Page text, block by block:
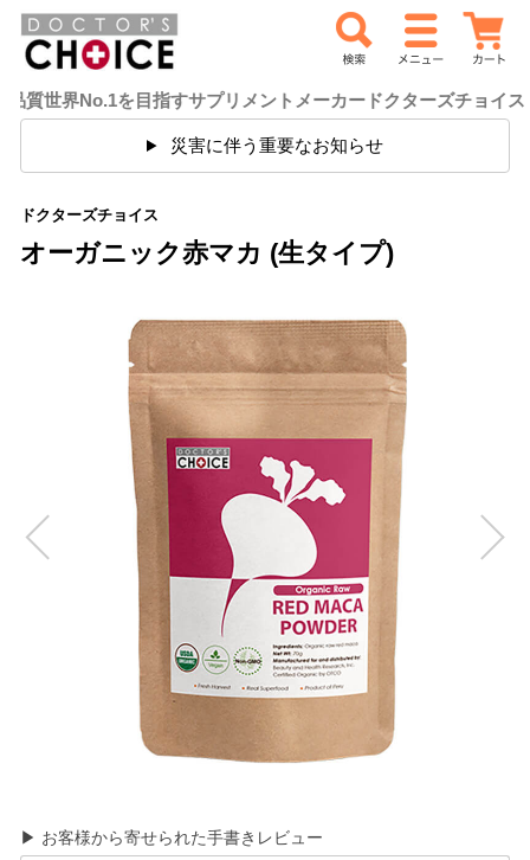
指すサプリメントメーカードクターズチョイス ご満足いた
災害に伴う重要なお知らせ
ドクターズチョイス
オーガニック赤マカ (生タイプ)
▶ お客様から寄せられた手書きレビュー